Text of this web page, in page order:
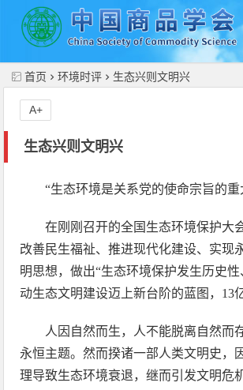
首页 环境时评 生态兴则文明兴
生态兴则文明兴
A+
“生态环境是关系党的使命宗旨的
在刚刚召开的全国生态环境保护大
改善民生福祉、推进现代化建设、实现
明思想，做出“生态环境保护发生历史
动生态文明建设迈上新台阶的蓝图，13
人因自然而生，人不能脱离自然而
永恒主题。然而揆诸一部人类文明史，
理导致生态环境衰退，继而引发文明危